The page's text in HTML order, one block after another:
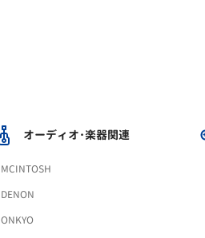
オーディオ･楽器関連
MCINTOSH
DENON
ONKYO